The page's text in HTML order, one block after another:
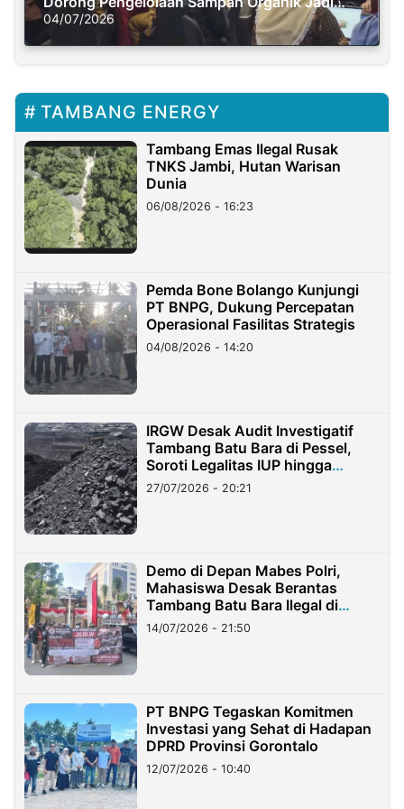
Solusi Krisis Iklim
04/07/2026
TAMBANG ENERGY
Tambang Emas Ilegal Rusak
TNKS Jambi, Hutan Warisan
Dunia
06/08/2026 - 16:23
Pemda Bone Bolango Kunjungi
PT BNPG, Dukung Percepatan
Operasional Fasilitas Strategis
04/08/2026 - 14:20
IRGW Desak Audit Investigatif
Tambang Batu Bara di Pessel,
Soroti Legalitas IUP hingga
Stockpile
27/07/2026 - 20:21
Demo di Depan Mabes Polri,
Mahasiswa Desak Berantas
Tambang Batu Bara Ilegal di
Lampung
14/07/2026 - 21:50
PT BNPG Tegaskan Komitmen
Investasi yang Sehat di Hadapan
DPRD Provinsi Gorontalo
12/07/2026 - 10:40